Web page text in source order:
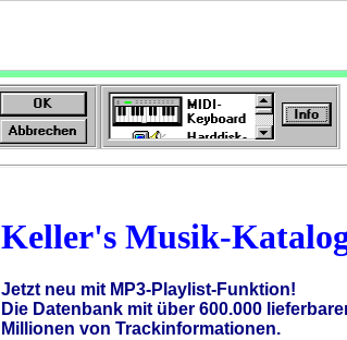
Keller's Musik-
Jetzt neu mit MP3-Playlist-Funktion!
Die Datenbank mit über 600.000
Millionen von Trackinformationen.